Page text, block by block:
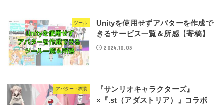
ツール
Unityを使用せずアバターを作成で
きるサービス一覧＆所感【寄稿】
2024.10.03
アバター・衣装
『サンリオキャラクターズ』
×『.st（アダストリア）』コラボ